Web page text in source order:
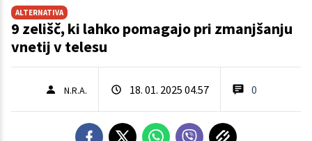
ALTERNATIVA
9 zelišč, ki lahko pomagajo pri zmanjšanju
vnetij v telesu
N.R.A. 18. 01. 2025 04.57 0